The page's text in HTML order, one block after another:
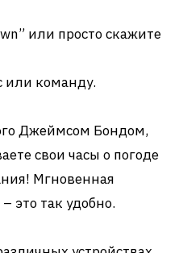
или просто скажите
или команду.
Джеймсом Бондом,
свои часы о погоде
Мгновенная
это так удобно.